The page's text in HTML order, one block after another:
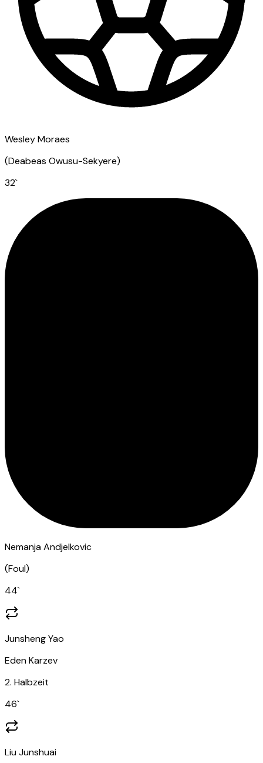
Wesley Moraes
(Deabeas Owusu-Sekyere)
32`
Nemanja Andjelkovic
(Foul)
44`
Junsheng Yao
Eden Karzev
2. Halbzeit
46`
Liu Junshuai